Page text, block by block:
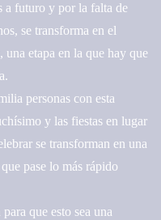
a futuro y por la falta de
se transforma en el
una etapa en la que hay que
personas con esta
y las fiestas en lugar
se transforman en una
pase lo más rápido
que esto sea una